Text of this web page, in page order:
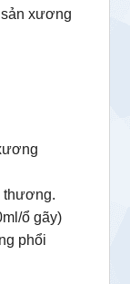
xương
thương.
ổ gãy)
phổi